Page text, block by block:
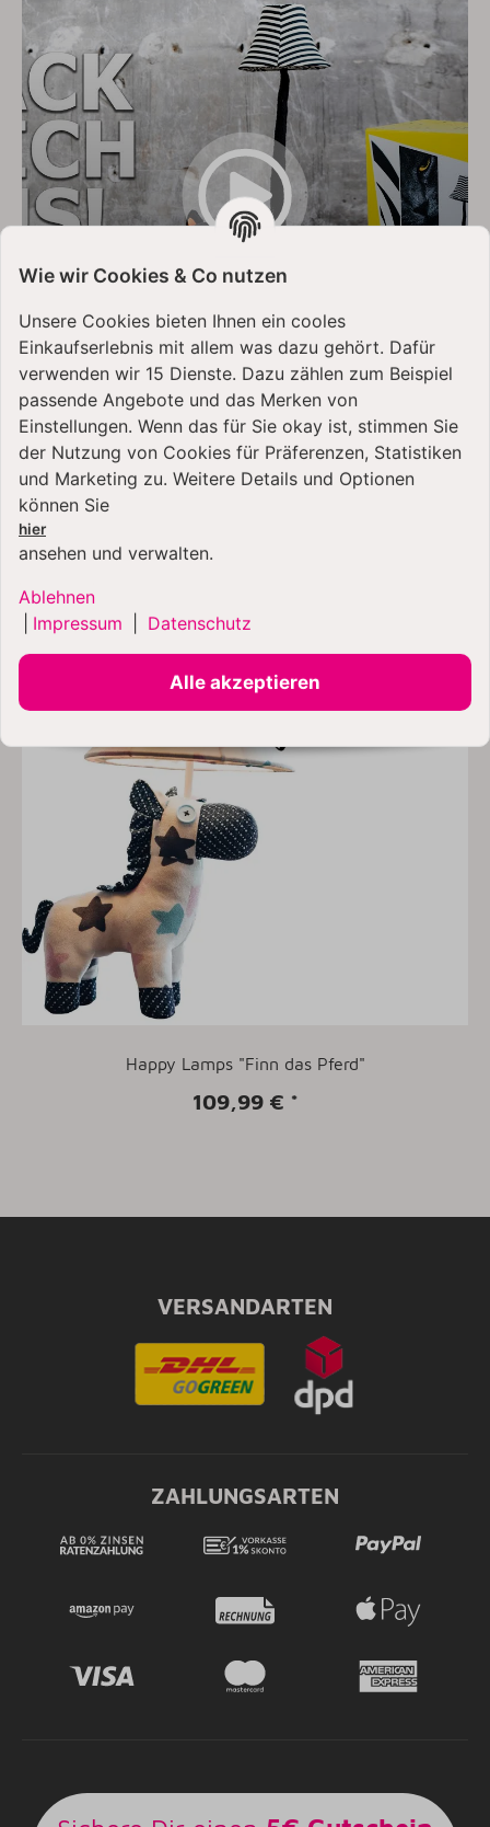
YouTube-Videos zulassen
KUNDEN KAUFTEN DAZU
Happy Lamps "Finn das Pferd"
109,99 € *
VERSANDARTEN
ZAHLUNGSARTEN
Wie wir Cookies & Co nutzen
Unsere Cookies bieten Ihnen ein cooles
Einkaufserlebnis mit allem was dazu gehört. Dafür
verwenden wir 15 Dienste. Dazu zählen zum Beispiel
passende Angebote und das Merken von
Einstellungen. Wenn das für Sie okay ist, stimmen Sie
der Nutzung von Cookies für Präferenzen, Statistiken
und Marketing zu. Weitere Details und Optionen
können Sie
hier
ansehen und verwalten.
Ablehnen
Impressum Datenschutz
Alle akzeptieren